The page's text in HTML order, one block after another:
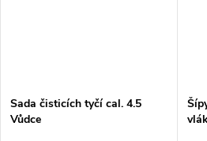
Sada čisticích tyčí cal. 4.5
Vůdce